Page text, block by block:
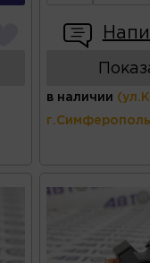
в наличии